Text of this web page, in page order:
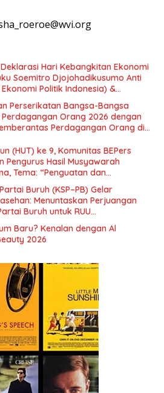
Hari Kebangkitan Ekonomi
Soemitro Djojohadikusumo Anti
Politik Indonesia) &
Undang-Undang Perekonomian
Sosial dalam Menata Bangsa
Perserikatan Bangsa-Bangsa
Orang 2026 dengan
Perdagangan Orang di
(HUT) ke 9, Komunitas BEPers
Pengurus Hasil Musyawarah
Tema: “Penguatan dan
KBI yang Berbasis Riset di seluruh
Buruh (KSP–PB) Gelar
Menuntaskan Perjuangan
Buruh untuk RUU
Baru? Kenalan dengan Al
2026